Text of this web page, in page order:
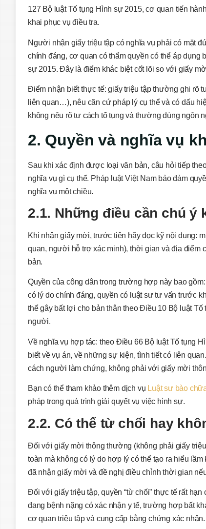
127 Bộ luật Tố tụng Hình sự 2015, cơ quan tiến
khai phục vụ điều tra.
Người nhận giấy triệu tập có nghĩa vụ phải có mặt
chính đáng, cơ quan có thẩm quyền có thể áp
sự 2015. Đây là điểm khác biệt cốt lõi so với giấy
Điểm nhận biết thực tế: giấy triệu tập thường ghi
liên quan…), nêu căn cứ pháp lý cụ thể và có dấu
không nêu rõ tư cách tố tụng và thường dùng ngôn
2. Quyền và nghĩa vụ
Sau khi xác định được loại văn bản, câu hỏi tiếp
nghĩa vụ gì cụ thể. Pháp luật Việt Nam bảo đảm
nghĩa vụ một chiều.
2.1. Những điều cần chú ý
Khi nhận giấy mời, trước tiên hãy đọc kỹ nội dung:
quan, người hỗ trợ xác minh), thời gian và địa điểm
bản.
Quyền của công dân trong trường hợp này bao
có lý do chính đáng, quyền có luật sư tư vấn trước
thể gây bất lợi cho bản thân theo Điều 10 Bộ luật
người.
Về nghĩa vụ hợp tác: theo Điều 66 Bộ luật Tố tụng
biết về vụ án, về những sự kiện, tình tiết có liên
cách người làm chứng, không phải với giấy mời
Bạn có thể tham khảo thêm dịch vụ Luật sư bào
pháp trong quá trình giải quyết vụ việc hình sự.
2.2. Có thể từ chối hay
Đối với giấy mời thông thường (không phải giấy
toàn mà không có lý do hợp lý có thể tạo ra hiểu
đã nhận giấy mời và đề nghị điều chỉnh thời gian
Đối với giấy triệu tập, quyền “từ chối” thực tế rất
đang bệnh nặng có xác nhận y tế, trường hợp bất
cơ quan triệu tập và cung cấp bằng chứng xác